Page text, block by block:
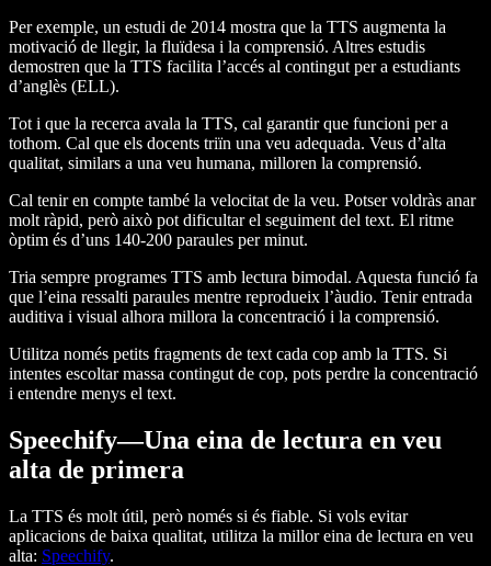
Per exemple, un estudi de 2014 mostra que la TTS augmenta la
motivació de llegir, la fluïdesa i la comprensió. Altres estudis
demostren que la TTS facilita l’accés al contingut per a estudiants
d’anglès (ELL).
Tot i que la recerca avala la TTS, cal garantir que funcioni per a
tothom. Cal que els docents triïn una veu adequada. Veus d’alta
qualitat, similars a una veu humana, milloren la comprensió.
Cal tenir en compte també la velocitat de la veu. Potser voldràs anar
molt ràpid, però això pot dificultar el seguiment del text. El ritme
òptim és d’uns 140-200 paraules per minut.
Tria sempre programes TTS amb lectura bimodal. Aquesta funció fa
que l’eina ressalti paraules mentre reprodueix l’àudio. Tenir entrada
auditiva i visual alhora millora la concentració i la comprensió.
Utilitza només petits fragments de text cada cop amb la TTS. Si
intentes escoltar massa contingut de cop, pots perdre la concentració
i entendre menys el text.
Speechify—Una eina de lectura en veu
alta de primera
La TTS és molt útil, però només si és fiable. Si vols evitar
aplicacions de baixa qualitat, utilitza la millor eina de lectura en veu
alta: Speechify.